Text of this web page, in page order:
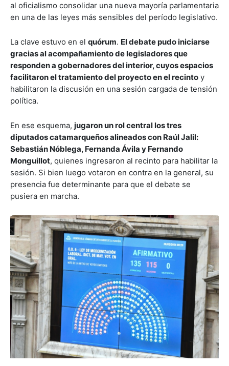
al oficialismo consolidar una nueva mayoría parlamentaria
en una de las leyes más sensibles del período legislativo.
La clave estuvo en el quórum. El debate pudo iniciarse
gracias al acompañamiento de legisladores que
responden a gobernadores del interior, cuyos espacios
facilitaron el tratamiento del proyecto en el recinto y
habilitaron la discusión en una sesión cargada de tensión
política.
En ese esquema, jugaron un rol central los tres
diputados catamarqueños alineados con Raúl Jalil:
Sebastián Nóblega, Fernanda Ávila y Fernando
Monguillot, quienes ingresaron al recinto para habilitar la
sesión. Si bien luego votaron en contra en la general, su
presencia fue determinante para que el debate se
pusiera en marcha.